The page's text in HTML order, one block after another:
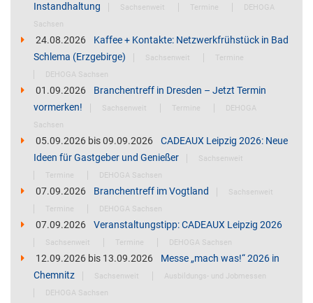
Instandhaltung
Sachsenweit Termine
DEHOGA
Sachsen
24.08.2026
Kaffee + Kontakte: Netzwerkfrühstück in Bad
Schlema (Erzgebirge)
Sachsenweit
Termine
DEHOGA Sachsen
01.09.2026
Branchentreff in Dresden – Jetzt Termin
vormerken!
Sachsenweit Termine
DEHOGA
Sachsen
05.09.2026 bis09.09.2026
CADEAUX Leipzig 2026: Neue
Ideen für Gastgeber und Genießer
Sachsenweit
Termine
DEHOGA Sachsen
07.09.2026 Branchentreff im Vogtland
Sachsenweit
Termine
DEHOGA Sachsen
07.09.2026 Veranstaltungstipp: CADEAUX Leipzig 2026
Sachsenweit Termine DEHOGA Sachsen
12.09.2026 bis 13.09.2026
Messe „mach was!“ 2026 in
Chemnitz
Sachsenweit
Ausbildungs- und Jobmessen
DEHOGA Sachsen